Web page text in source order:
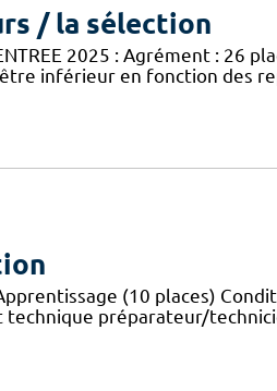
/ la sélection
2025 : Agrément : 26
inférieur en fonction des
Apprentissage (10 places)
technique préparateur/